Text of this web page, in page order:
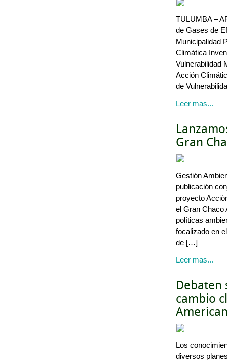
TULUMBA –
de Gases de
Municipalidad
Climática
Vulnerabilidad
Acción
de
Leer mas...
Gran
Gestión
publicación
proyecto
el Gran Chaco
políticas
focalizado en
de […]
Leer mas...
cambio
Los
diversos